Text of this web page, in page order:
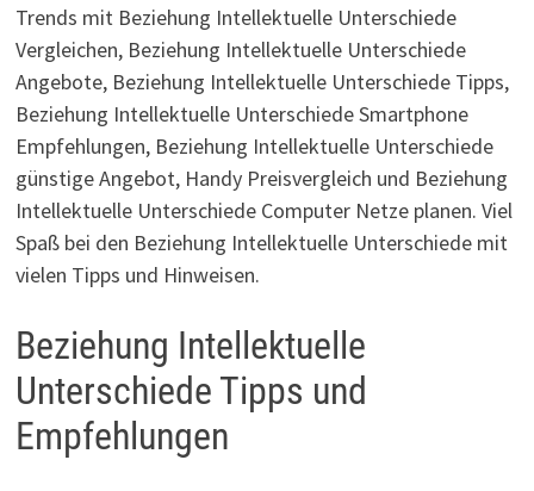
Trends mit Beziehung Intellektuelle Unterschiede
Vergleichen, Beziehung Intellektuelle Unterschiede
Angebote, Beziehung Intellektuelle Unterschiede Tipps,
Beziehung Intellektuelle Unterschiede Smartphone
Empfehlungen, Beziehung Intellektuelle Unterschiede
günstige Angebot, Handy Preisvergleich und Beziehung
Intellektuelle Unterschiede Computer Netze planen. Viel
Spaß bei den Beziehung Intellektuelle Unterschiede mit
vielen Tipps und Hinweisen.
Beziehung Intellektuelle
Unterschiede Tipps und
Empfehlungen